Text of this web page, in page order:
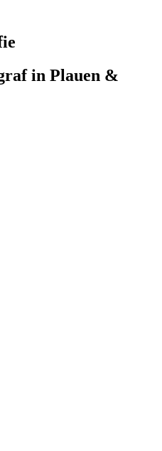
in Plauen &